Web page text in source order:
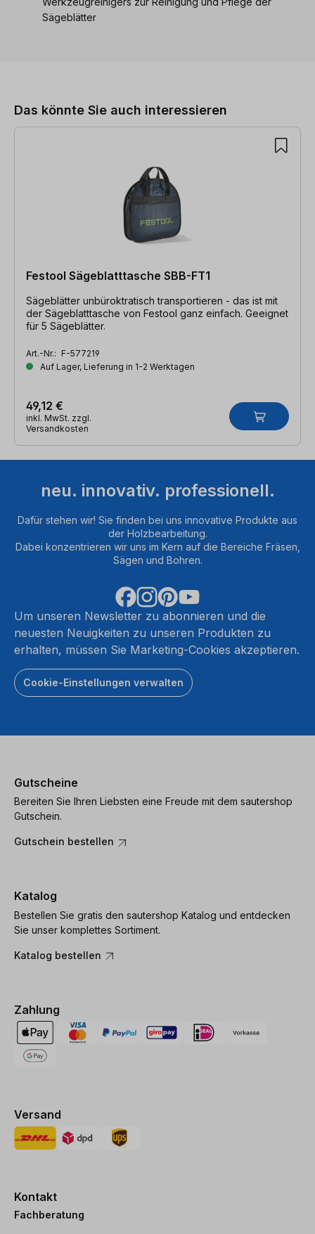
Sägeblätter
Das könnte Sie auch interessieren
Festool Sägeblatttasche SBB-FT1
Sägeblätter unbüroktratisch transportieren - das ist mit
der Sägeblatttasche von Festool ganz einfach. Geeignet
für 5 Sägeblätter.
Art.-Nr.: F-577219
Auf Lager, Lieferung in 1-2 Werktagen
49,12 €
inkl. MwSt. zzgl.
Versandkosten
neu. innovativ. professionell.
Dafür stehen wir! Sie finden bei uns innovative Produkte aus
der Holzbearbeitung.
Dabei konzentrieren wir uns im Kern auf die Bereiche Fräsen,
Sägen und Bohren.
Um unseren Newsletter zu abonnieren und die
neuesten Neuigkeiten zu unseren Produkten zu
erhalten, müssen Sie Marketing-Cookies akzeptieren.
Cookie-Einstellungen verwalten
Gutscheine
Bereiten Sie Ihren Liebsten eine Freude mit dem sautershop
Gutschein.
Gutschein bestellen
Katalog
Bestellen Sie gratis den sautershop Katalog und entdecken
Sie unser komplettes Sortiment.
Katalog bestellen
Zahlung
Versand
Kontakt
Fachberatung